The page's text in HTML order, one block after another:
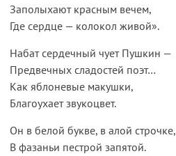
Заполыхают красным вечем,
Где сердце — колокол живой».
Набат сердечный чует Пушкин —
Предвечных сладостей поэт…
Как яблоневые макушки,
Благоухает звукоцвет.
Он в белой букве, в алой строчке,
В фазаньи пестрой запятой.